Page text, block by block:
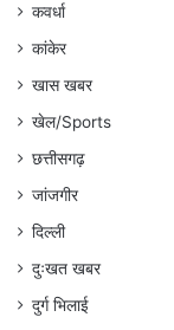
कवर्धा
कांकेर
खास खबर
खेल/Sports
छत्तीसगढ़
जांजगीर
दिल्ली
दुःखत खबर
दुर्ग भिलाई